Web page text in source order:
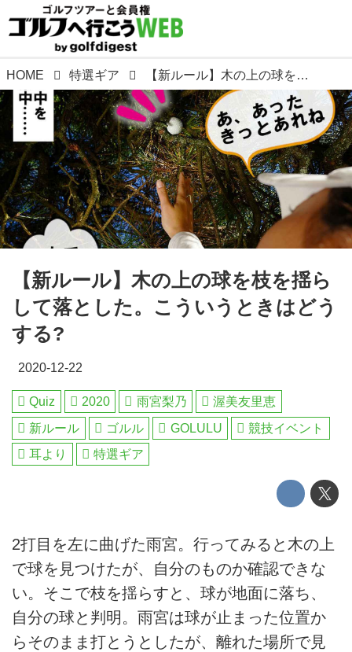
HOME 特選ギア 【新ルール】木の上の球を枝を揺らして落とした。こういうときはどうする?
【新ルール】木の上の球を枝を揺ら
して落とした。こういうときはどう
する?
2020-12-22
Quiz 2020 雨宮梨乃
渥美友里恵
新ルール
ゴルル GOLULU
競技イベント
耳より
特選ギア
2打目を左に曲げた雨宮。行ってみると木の上
で球を見つけたが、自分のものか確認できな
い。そこで枝を揺らすと、球が地面に落ち、
自分の球と判明。雨宮は球が止まった位置か
らそのまま打とうとしたが、離れた場所で見